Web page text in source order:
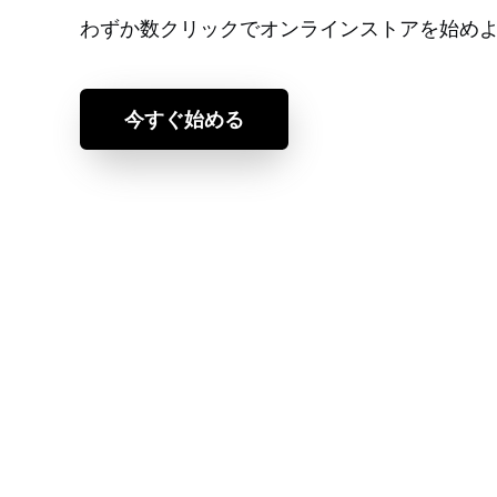
わずか数クリックでオンラインストアを始め
今すぐ始める